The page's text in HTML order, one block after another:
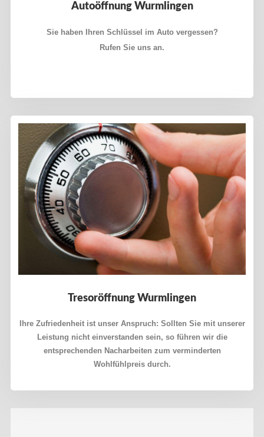
Autoöffnung Wurmlingen
Sie haben Ihren Schlüssel im Auto vergessen?
Rufen Sie uns an.
Tresoröffnung Wurmlingen
Ihre Zufriedenheit ist unser Anspruch: Sollten Sie mit unserer
Leistung nicht einverstanden sein, so führen wir die
entsprechenden Nacharbeiten zum verminderten
Wohlfühlpreis durch.